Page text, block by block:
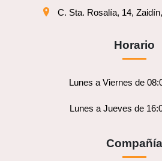
C. Sta. Rosalía, 14,
Horario
Lunes a Viernes de
Lunes a Jueves de
Compañía